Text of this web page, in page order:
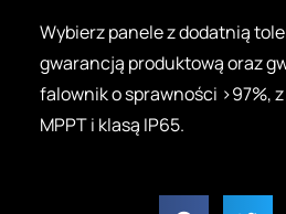
Wybierz panele z dodatnią
gwarancją produktową oraz
falownik o sprawności >97%,
MPPT i klasą IP65.